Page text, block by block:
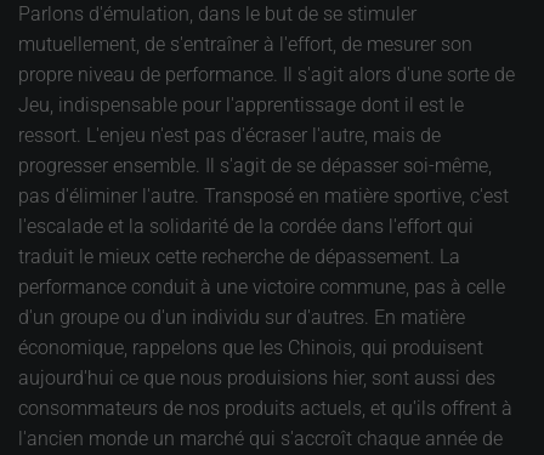
Parlons d'émulation, dans le but de se stimuler
mutuellement, de s'entraîner à l'effort, de mesurer son
propre niveau de performance. Il s'agit alors d'une sorte de
Jeu, indispensable pour l'apprentissage dont il est le
ressort. L'enjeu n'est pas d'écraser l'autre, mais de
progresser ensemble. Il s'agit de se dépasser soi-même,
pas d'éliminer l'autre. Transposé en matière sportive, c'est
l'escalade et la solidarité de la cordée dans l'effort qui
traduit le mieux cette recherche de dépassement. La
performance conduit à une victoire commune, pas à celle
d'un groupe ou d'un individu sur d'autres. En matière
économique, rappelons que les Chinois, qui produisent
aujourd'hui ce que nous produisions hier, sont aussi des
consommateurs de nos produits actuels, et qu'ils offrent à
l'ancien monde un marché qui s'accroît chaque année de